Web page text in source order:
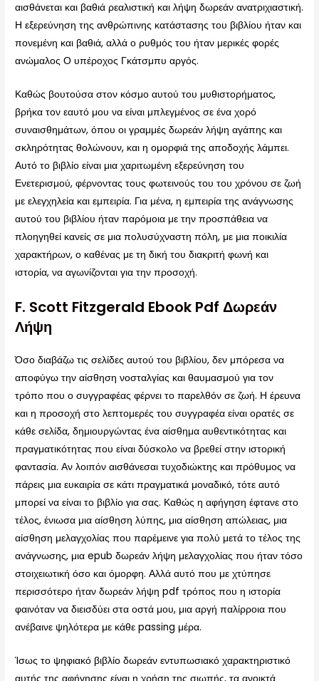
αισθάνεται και βαθιά ρεαλιστική και λήψη δωρεάν ανατριχιαστική.
Η εξερεύνηση της ανθρώπινης κατάστασης του βιβλίου ήταν και
πονεμένη και βαθιά, αλλά ο ρυθμός του ήταν μερικές φορές
ανώμαλος Ο υπέροχος Γκάτσμπυ αργός.
Καθώς βουτούσα στον κόσμο αυτού του μυθιστορήματος,
βρήκα τον εαυτό μου να είναι μπλεγμένος σε ένα χορό
συναισθημάτων, όπου οι γραμμές δωρεάν λήψη αγάπης και
σκληρότητας θολώνουν, και η ομορφιά της αποδοχής λάμπει.
Αυτό το βιβλίο είναι μια χαριτωμένη εξερεύνηση του
Ενετερισμού, φέρνοντας τους φωτεινούς του του χρόνου σε ζωή
με ελεγχηλεία και εμπειρία. Για μένα, η εμπειρία της ανάγνωσης
αυτού του βιβλίου ήταν παρόμοια με την προσπάθεια να
πλοηγηθεί κανείς σε μια πολυσύχναστη πόλη, με μια ποικιλία
χαρακτήρων, ο καθένας με τη δική του διακριτή φωνή και
ιστορία, να αγωνίζονται για την προσοχή.
F. Scott Fitzgerald Ebook Pdf Δωρεάν
Λήψη
Όσο διαβάζω τις σελίδες αυτού του βιβλίου, δεν μπόρεσα να
αποφύγω την αίσθηση νοσταλγίας και θαυμασμού για τον
τρόπο που ο συγγραφέας φέρνει το παρελθόν σε ζωή. Η έρευνα
και η προσοχή στο λεπτομερές του συγγραφέα είναι ορατές σε
κάθε σελίδα, δημιουργώντας ένα αίσθημα αυθεντικότητας και
πραγματικότητας που είναι δύσκολο να βρεθεί στην ιστορική
φαντασία. Αν λοιπόν αισθάνεσαι τυχοδιώκτης και πρόθυμος να
πάρεις μια ευκαιρία σε κάτι πραγματικά μοναδικό, τότε αυτό
μπορεί να είναι το βιβλίο για σας. Καθώς η αφήγηση έφτανε στο
τέλος, ένιωσα μια αίσθηση λύπης, μια αίσθηση απώλειας, μια
αίσθηση μελαγχολίας που παρέμεινε για πολύ μετά το τέλος της
ανάγνωσης, μια epub δωρεάν λήψη μελαγχολίας που ήταν τόσο
στοιχειωτική όσο και όμορφη. Αλλά αυτό που με χτύπησε
περισσότερο ήταν δωρεάν λήψη pdf τρόπος που η ιστορία
φαινόταν να διεισδύει στα οστά μου, μια αργή παλίρροια που
ανέβαινε ψηλότερα με κάθε passing μέρα.
Ίσως το ψηφιακό βιβλίο δωρεάν εντυπωσιακό χαρακτηριστικό
αυτής της αφήγησης είναι η χρήση της σιωπής, τα ανοικτά